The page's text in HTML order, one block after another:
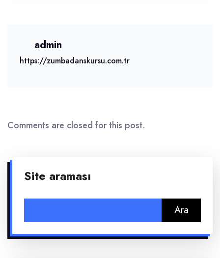
admin
https://zumbadanskursu.com.tr
Comments are closed for this post.
Site araması